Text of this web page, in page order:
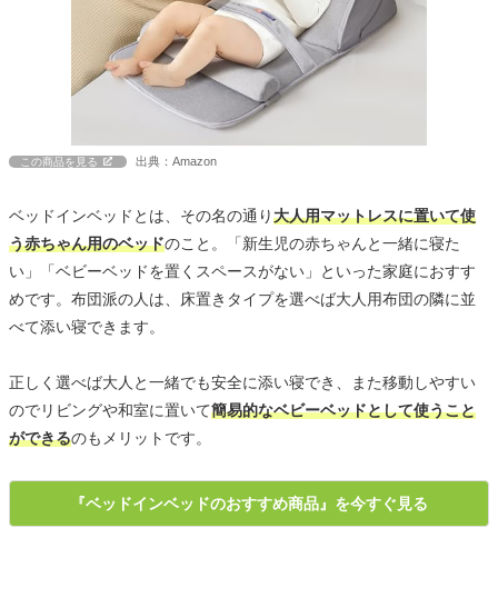
この商品を見る 出典：Amazon
ベッドインベッドとは、その名の通り大人用マットレスに置いて使
う赤ちゃん用のベッドのこと。「新生児の赤ちゃんと一緒に寝た
い」「ベビーベッドを置くスペースがない」といった家庭におすす
めです。布団派の人は、床置きタイプを選べば大人用布団の隣に並
べて添い寝できます。
正しく選べば大人と一緒でも安全に添い寝でき、また移動しやすい
のでリビングや和室に置いて簡易的なベビーベッドとして使うこと
ができるのもメリットです。
『ベッドインベッドのおすすめ商品』を今すぐ見る